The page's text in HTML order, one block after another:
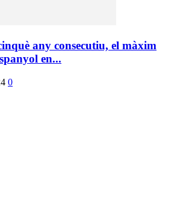
any consecutiu, el màxim
en...
0